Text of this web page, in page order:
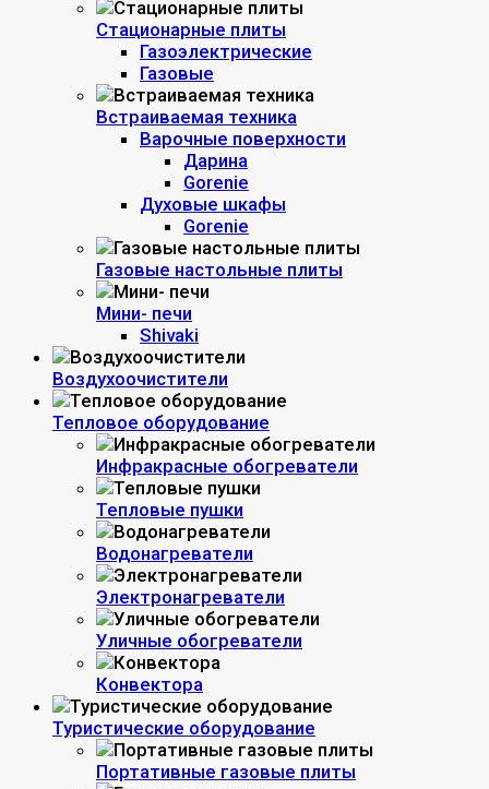
Стационарные плиты
Газоэлектрические
Газовые
Встраиваемая техника
Варочные поверхности
Дарина
Gorenie
Духовые шкафы
Gorenie
Газовые настольные плиты
Мини- печи
Shivaki
Воздухоочистители
Тепловое оборудование
Инфракрасные обогреватели
Тепловые пушки
Водонагреватели
Электронагреватели
Уличные обогреватели
Конвектора
Туристические оборудование
Портативные газовые плиты